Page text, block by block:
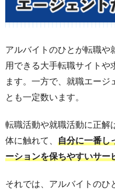
アルバイトのひとが転職や
用できる大手転職サイトや
ます。一方で、就職エー
とも一定数います。
転職活動や就職活動に正解
体に触れて、 自分に一番し
ーションを保ちやすいサー
それでは、アルバイトのひ